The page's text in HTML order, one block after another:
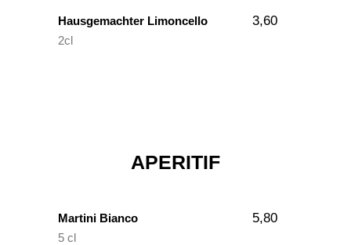
Hausgemachter Limoncello 3,60
2cl
APERITIF
Martini Bianco 5,80
5 cl